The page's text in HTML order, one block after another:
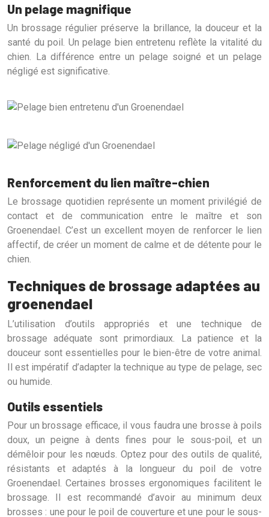
Un pelage magnifique
Un brossage régulier préserve la brillance, la douceur et la
santé du poil. Un pelage bien entretenu reflète la vitalité du
chien. La différence entre un pelage soigné et un pelage
négligé est significative.
Renforcement du lien maître-chien
Le brossage quotidien représente un moment privilégié de
contact et de communication entre le maître et son
Groenendael. C’est un excellent moyen de renforcer le lien
affectif, de créer un moment de calme et de détente pour le
chien.
Techniques de brossage adaptées au
groenendael
L’utilisation d’outils appropriés et une technique de
brossage adéquate sont primordiaux. La patience et la
douceur sont essentielles pour le bien-être de votre animal.
Il est impératif d’adapter la technique au type de pelage, sec
ou humide.
Outils essentiels
Pour un brossage efficace, il vous faudra une brosse à poils
doux, un peigne à dents fines pour le sous-poil, et un
démêloir pour les nœuds. Optez pour des outils de qualité,
résistants et adaptés à la longueur du poil de votre
Groenendael. Certaines brosses ergonomiques facilitent le
brossage. Il est recommandé d’avoir au minimum deux
brosses : une pour le poil de couverture et une pour le sous-